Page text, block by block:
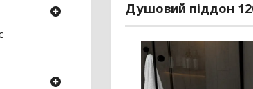
Душовий піддон